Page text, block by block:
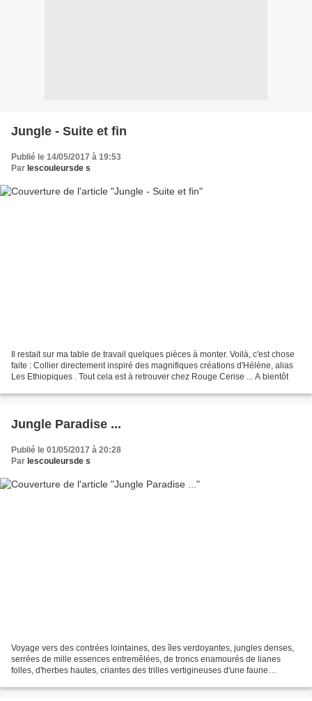
Jungle - Suite et fin
Publié le 14/05/2017 à 19:53
Par lescouleursde s
Il restait sur ma table de travail quelques pièces à monter. Voilà, c'est chose
faite : Collier directement inspiré des magnifiques créations d'Hélène, alias
Les Ethiopiques . Tout cela est à retrouver chez Rouge Cerise ... A bientôt
Jungle Paradise ...
Publié le 01/05/2017 à 20:28
Par lescouleursde s
Voyage vers des contrées lointaines, des îles verdoyantes, jungles denses,
serrées de mille essences entremêlées, de troncs enamourés de lianes
folles, d'herbes hautes, criantes des trilles vertigineuses d'une faune